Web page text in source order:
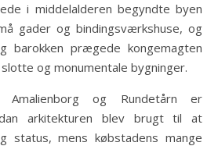
i middelalderen begyndte byen
gader og bindingsværkshuse, og
barokken prægede kongemagten
og monumentale bygninger.
Amalienborg og Rundetårn er
arkitekturen blev brugt til at
status, mens købstadens mange